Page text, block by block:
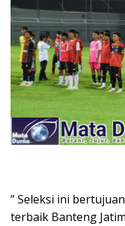
” Seleksi ini
terbaik Banteng